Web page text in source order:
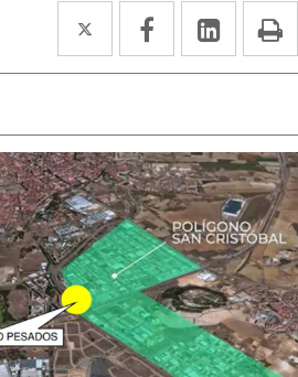
Twitter
Enlace
a
aplicación
externa.
Facebook
Enlace
a
aplicación
externa.
Enlace
a